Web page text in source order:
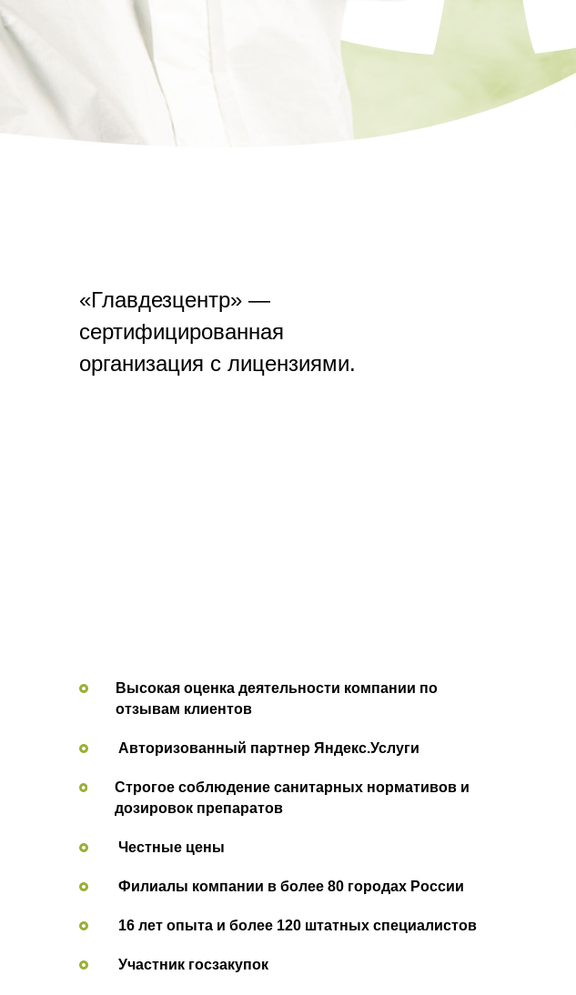
«Главдезцентр» —
сертифицированная
организация с лицензиями.
Высокая оценка деятельности компании по
отзывам клиентов
Авторизованный партнер Яндекс.Услуги
Строгое соблюдение санитарных нормативов и
дозировок препаратов
Честные цены
Филиалы компании в более 80 городах России
16 лет опыта и более 120 штатных специалистов
Участник госзакупок